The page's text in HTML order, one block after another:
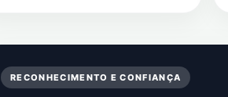
RECONHECIMENTO E CONFIANÇA